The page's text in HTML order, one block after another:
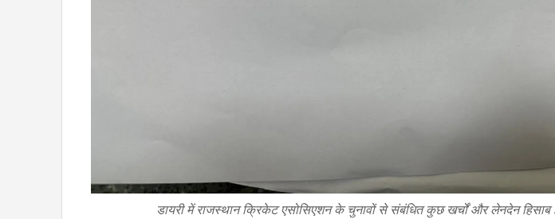
डायरी में राजस्थान क्रिकेट एसोसिएशन के चुनावों से संबंधित कुछ खर्चों और लेनदेन